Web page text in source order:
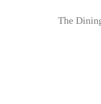
The